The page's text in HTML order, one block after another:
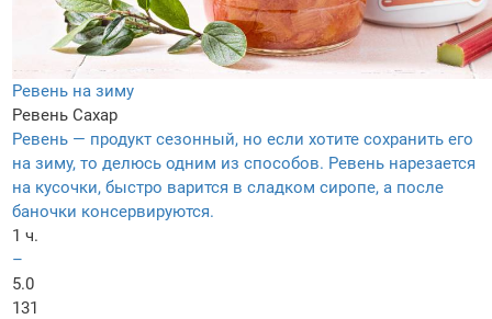
Ревень на зиму
Ревень Сахар
Ревень — продукт сезонный, но если хотите сохранить его
на зиму, то делюсь одним из способов. Ревень нарезается
на кусочки, быстро варится в сладком сиропе, а после
баночки консервируются.
1 ч.
–
5.0
131